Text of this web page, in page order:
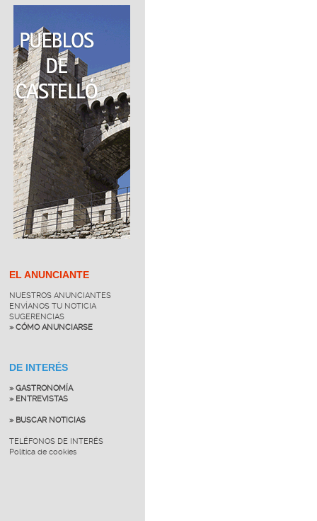
EL ANUNCIANTE
NUESTROS ANUNCIANTES
ENVÍANOS TU NOTICIA
SUGERENCIAS
» CÓMO ANUNCIARSE
DE INTERÉS
» GASTRONOMÍA
» ENTREVISTAS
» BUSCAR NOTICIAS
TELÉFONOS DE INTERÉS
Política de cookies